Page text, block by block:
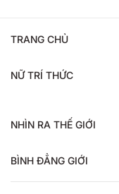
TRANG CHỦ
NỮ TRÍ THỨC
NHÌN RA THẾ GIỚI
BÌNH ĐẲNG GIỚI